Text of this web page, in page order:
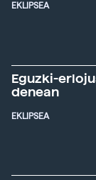
EKLIPSEA
Eguzki-
denean
EKLIPSEA